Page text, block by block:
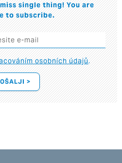
single thing! You are
to subscribe.
osobních údajů.
>